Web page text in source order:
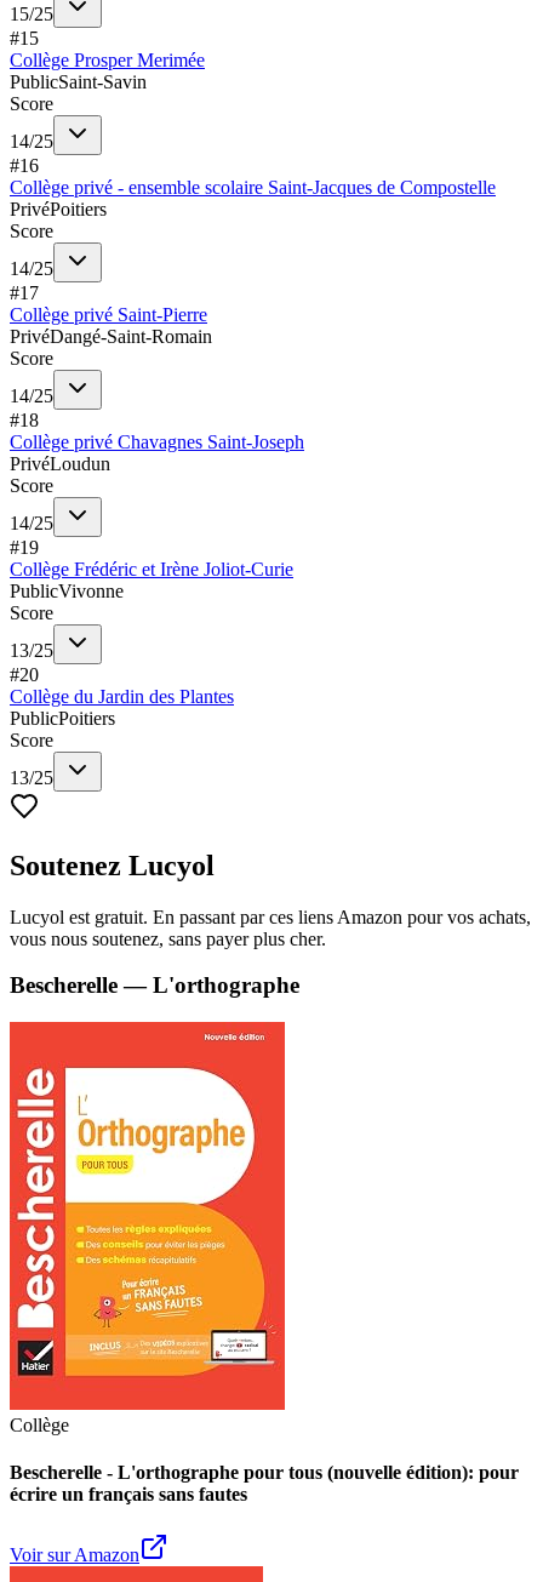
15/25
#15
Collège Prosper Merimée
PublicSaint-Savin
Score
14/25
#16
Collège privé - ensemble scolaire Saint-Jacques de Compostelle
PrivéPoitiers
Score
14/25
#17
Collège privé Saint-Pierre
PrivéDangé-Saint-Romain
Score
14/25
#18
Collège privé Chavagnes Saint-Joseph
PrivéLoudun
Score
14/25
#19
Collège Frédéric et Irène Joliot-Curie
PublicVivonne
Score
13/25
#20
Collège du Jardin des Plantes
PublicPoitiers
Score
13/25
Soutenez Lucyol
Lucyol est gratuit. En passant par ces liens Amazon pour vos achats,
vous nous soutenez, sans payer plus cher.
Bescherelle — L'orthographe
Collège
Bescherelle - L'orthographe pour tous (nouvelle édition): pour
écrire un français sans fautes
Voir sur Amazon